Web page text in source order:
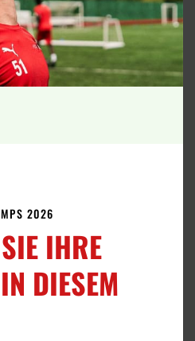
Football Academy
2026
IHRE
DIESEM